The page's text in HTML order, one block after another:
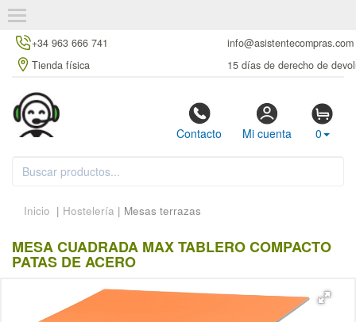
+34 963 666 741
info@asistentecompras.com
Tienda física
15 días de derecho de
Contacto Mi cuenta 0
Inicio | Hostelería | Mesas terrazas
MESA CUADRADA MAX TABLERO COMPACTO
PATAS DE ACERO